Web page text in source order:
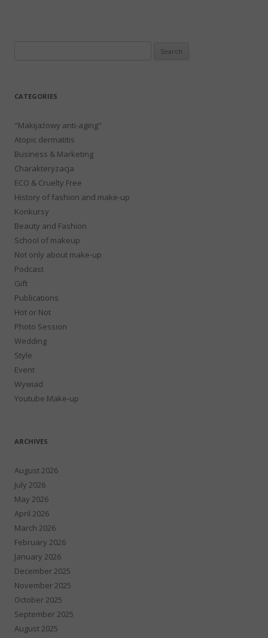
CATEGORIES
"Makijażowy anti-aging"
Atopic dermatitis
Business & Marketing
Charakteryzacja
ECO & Cruelty Free
History of fashion and make-up
Konkursy
Beauty and Fashion
School of makeup
Not only about make-up
Podcast
Gift
Publications
Hot or Not
Photo Session
Wedding
Style
Event
Wywiad
Youtube Make-up
ARCHIVES
August 2026
July 2026
May 2026
April 2026
March 2026
February 2026
January 2026
December 2025
November 2025
October 2025
September 2025
August 2025